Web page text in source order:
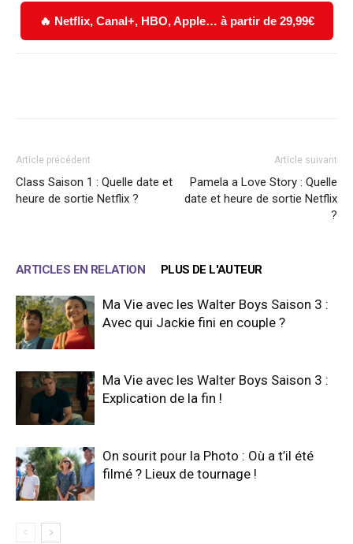
🔥 Netflix, Canal+, HBO, Apple… à partir de 29,99€
Article précédent
Class Saison 1 : Quelle date et
heure de sortie Netflix ?
Article suivant
Pamela a Love Story : Quelle
date et heure de sortie Netflix
?
ARTICLES EN RELATION PLUS DE L'AUTEUR
Ma Vie avec les Walter Boys Saison 3 :
Avec qui Jackie fini en couple ?
Ma Vie avec les Walter Boys Saison 3 :
Explication de la fin !
On sourit pour la Photo : Où a t’il été
filmé ? Lieux de tournage !